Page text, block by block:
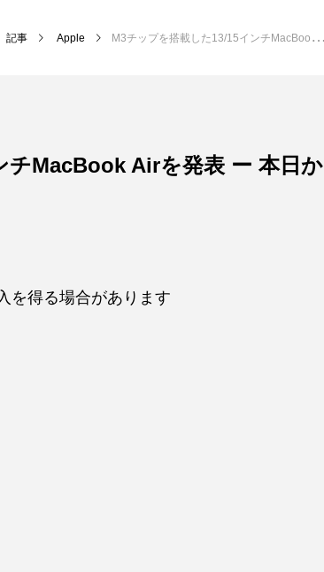
記事 Apple M3チップを搭載した13/15インチMacBook Airを発表 ー 本日から注文開始、3月8日発売
チMacBook Airを発表 ー 本日か
を得る場合があります